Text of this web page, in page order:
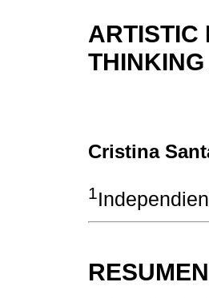
ARTISTIC
Cristina
1
RESUMEN